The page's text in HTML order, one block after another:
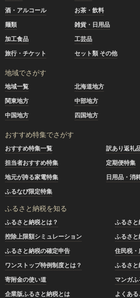
酒・アルコール
お茶・飲料
麺類
雑貨・日用品
加工食品
工芸品
旅行・チケット
セット類 その他
地域でさがす
地域一覧 北海道地方
関東地方
中部地方
中国地方
四国地方
おすすめ特集でさがす
おすすめ特集一覧
訳あり返礼
担当者おすすめ特集
定期便特集
地元が誇る家電特集
日用品・消
ふるなび限定特集
ふるさと納税を知る
ふるさと納税とは？
ふるさと
控除上限額シミュレーション
ふるさと
ふるさと納税の確定申告
住民税・
ワンストップ特例制度とは？
ふるさ
寄附金の使い道
マンガ
企業版ふるさと納税とは
よくあ